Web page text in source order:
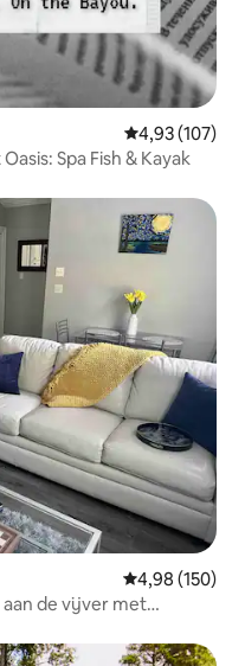
Gemiddelde
4,93 (107)
Spa Fish & Kayak
Gemiddelde
4,98 (150)
de vijver met